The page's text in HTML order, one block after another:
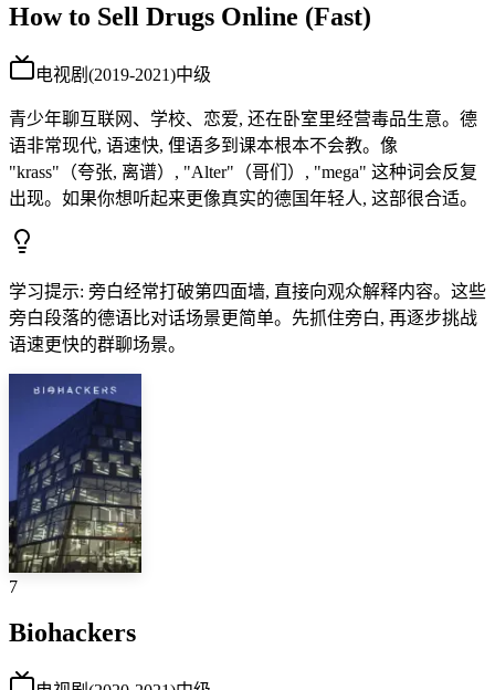
How to Sell Drugs Online (Fast)
电视剧 (2019-2021)中级
青少年聊互联网、学校、恋爱, 还在卧室里经营毒品生意。德
语非常现代, 语速快, 俚语多到课本根本不会教。像
"krass"（夸张, 离谱）, "Alter"（哥们）, "mega" 这种词会反复
出现。如果你想听起来更像真实的德国年轻人, 这部很合适。
学习提示: 旁白经常打破第四面墙, 直接向观众解释内容。这些
旁白段落的德语比对话场景更简单。先抓住旁白, 再逐步挑战
语速更快的群聊场景。
7
Biohackers